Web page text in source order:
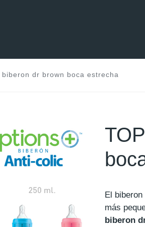
dr brown boca estrecha
El
más
biberon